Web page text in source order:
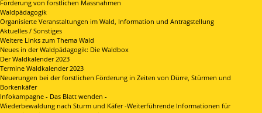
Förderung von forstlichen Massnahmen
Waldpädagogik
Organisierte Veranstaltungen im Wald, Information und Antragstellung
Aktuelles / Sonstiges
Weitere Links zum Thema Wald
Neues in der Waldpädagogik: Die Waldbox
Der Waldkalender 2023
Termine Waldkalender 2023
Neuerungen bei der forstlichen Förderung in Zeiten von Dürre, Stürmen und
Borkenkäfer
Infokampagne - Das Blatt wenden -
Wiederbewaldung nach Sturm und Käfer -Weiterführende Informationen für